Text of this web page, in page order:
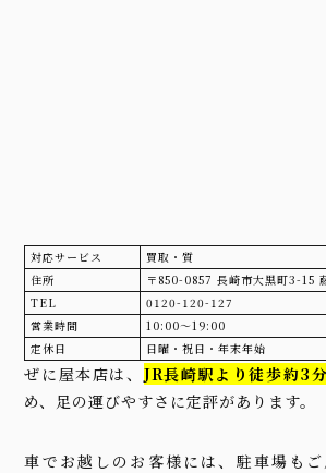
対応サービス
買取・質
住所
〒850-0857 長崎市大黒町3-15
TEL
0120-120-127
営業時間
10:00〜19:00
定休日
日曜・祝日・年末年始
ぜに屋本店は、 JR長崎駅より徒歩約3
め、足の運びやすさに定評があります。
車でお越しのお客様には、駐車場も